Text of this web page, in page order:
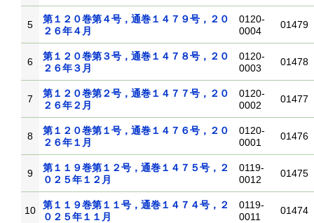
5
第１２０巻第４号，通巻１４７９号，２０
２６年４月
0120-
0004
01479
6
第１２０巻第３号，通巻１４７８号，２０
２６年３月
0120-
0003
01478
7
第１２０巻第２号，通巻１４７７号，２０
２６年２月
0120-
0002
01477
8
第１２０巻第１号，通巻１４７６号，２０
２６年１月
0120-
0001
01476
9
第１１９巻第１２号，通巻１４７５号，２
０２５年１２月
0119-
0012
01475
10
第１１９巻第１１号，通巻１４７４号，２
０２５年１１月
0119-
0011
01474